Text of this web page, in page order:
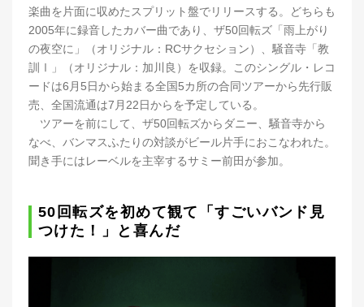
楽曲を片面に収めたスプリット盤でリリースする。どちらも
2005年に録音したカバー曲であり、ザ50回転ズ「雨上がり
の夜空に」（オリジナル：RCサクセション）、騒音寺「教
訓Ⅰ」（オリジナル：加川良）を収録。このシングル・レコ
ードは6月5日から始まる全国5カ所の合同ツアーから先行販
売、全国流通は7月22日からを予定している。
ツアーを前にして、ザ50回転ズからダニー、騒音寺から
なべ、バンマスふたりの対談がビール片手におこなわれた。
聞き手にはレーベルを主宰するサミー前田が参加。
50回転ズを初めて観て「すごいバンド見
つけた！」と喜んだ